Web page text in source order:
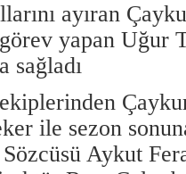
ayıran
yapan Uğur
sağladı
ile sezon
Aykut